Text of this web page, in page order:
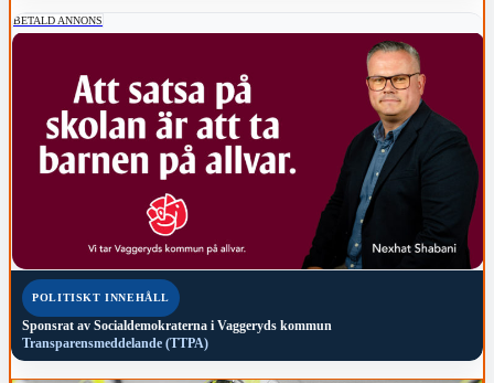
BETALD ANNONS
POLITISKT INNEHÅLL
Sponsrat av Socialdemokraterna i Vaggeryds kommun
Transparensmeddelande (TTPA)